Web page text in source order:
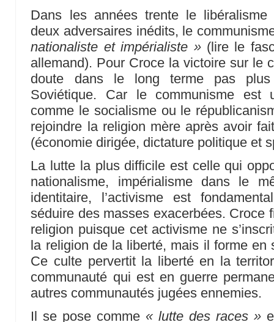
Dans les années trente le libéralisme
deux adversaires inédits, le
nationaliste et impérialiste »(lire le
allemand). Pour Croce la victoire sur le
doute dans le long terme pas plus
Soviétique. Car le communisme est
comme le socialisme ou le
rejoindre la religion mère après avoir
(économie dirigée, dictature politique et
La lutte la plus difficile est celle qui
nationalisme, impérialisme dans le
identitaire, l’activisme est
séduire des masses exacerbées. Croce
religion puisque cet activisme ne
la religion de la liberté, mais il forme en
Ce culte pervertit la liberté en la
communauté qui est en guerre
autres communautés jugées ennemies.
Il se pose comme « lutte des races »